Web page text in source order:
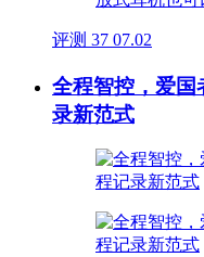
评测 37 07.02
全程智控，爱国
录新范式